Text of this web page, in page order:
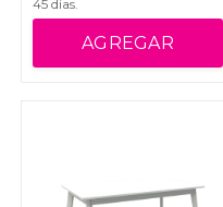
45 dias.
AGREGAR